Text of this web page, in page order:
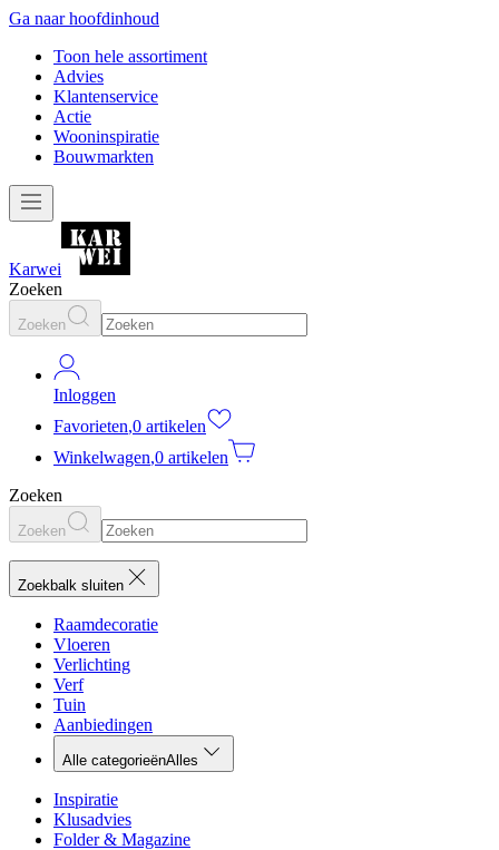
Ga naar hoofdinhoud
Toon hele assortiment
Advies
Klantenservice
Actie
Wooninspiratie
Bouwmarkten
Karwei
Zoeken
Zoeken
Inloggen
Favorieten,0 artikelen
Winkelwagen,0 artikelen
Zoeken
Zoeken
Zoekbalk sluiten
Raamdecoratie
Vloeren
Verlichting
Verf
Tuin
Aanbiedingen
Alle categorieënAlles
Inspiratie
Klusadvies
Folder & Magazine